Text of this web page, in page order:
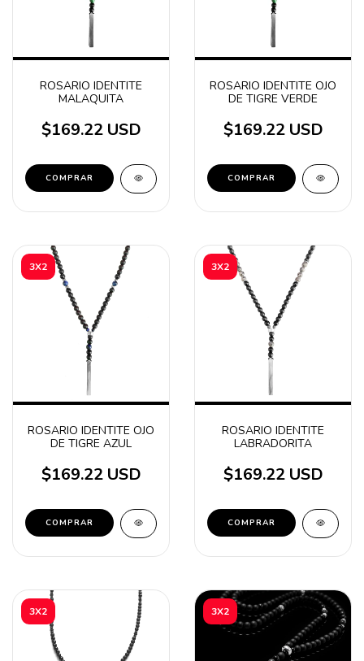
ROSARIO IDENTITE
MALAQUITA
$169.22 USD
ROSARIO IDENTITE OJO
DE TIGRE VERDE
$169.22 USD
3X2
ROSARIO IDENTITE OJO
DE TIGRE AZUL
$169.22 USD
3X2
ROSARIO IDENTITE
LABRADORITA
$169.22 USD
3X2 3X2